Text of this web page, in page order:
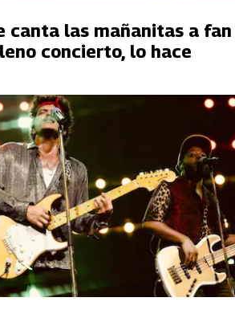
canta las mañanitas a fan
concierto, lo hace